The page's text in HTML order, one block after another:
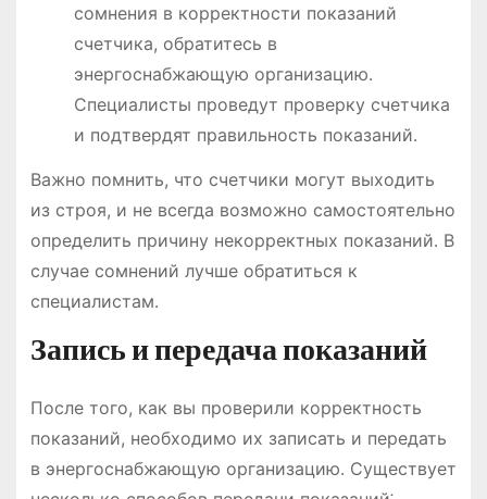
сомнения в корректности показаний
счетчика, обратитесь в
энергоснабжающую организацию․
Специалисты проведут проверку счетчика
и подтвердят правильность показаний․
Важно помнить, что счетчики могут выходить
из строя, и не всегда возможно самостоятельно
определить причину некорректных показаний․ В
случае сомнений лучше обратиться к
специалистам․
Запись и передача показаний
После того, как вы проверили корректность
показаний, необходимо их записать и передать
в энергоснабжающую организацию․ Существует